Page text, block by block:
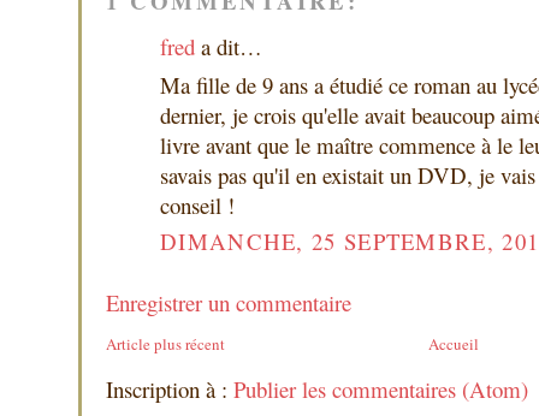
fred a dit…
Ma fille de 9 ans a étudié ce roman au
dernier, je crois qu'elle avait beaucoup
livre avant que le maître commence à le
savais pas qu'il en existait un DVD, je
conseil !
DIMANCHE, 25 SEPTEMBRE,
Enregistrer un commentaire
Article plus récent Accueil
Inscription à : Publier les commentaires (Atom)